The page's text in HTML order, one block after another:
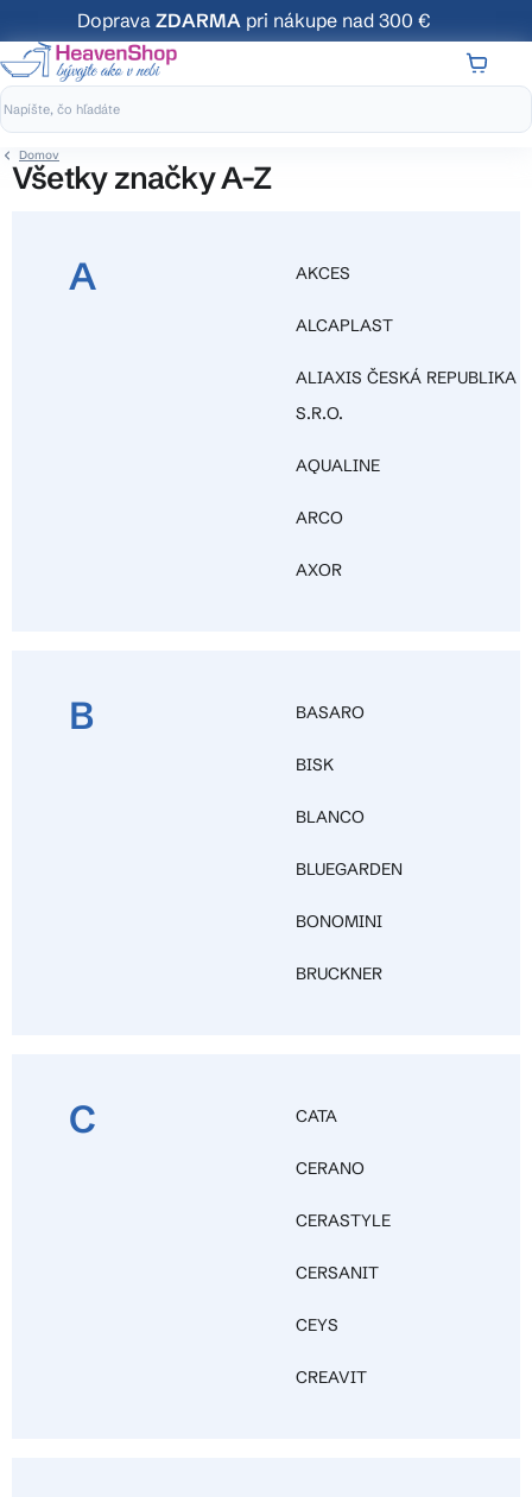
na
obsah
Doprava ZDARMA pri nákupe nad 300 €
Domov
všetky značky A-Z
A AKCES
ALCAPLAST
ALIAXIS ČESKÁ REPUBLIKA
S.R.O.
AQUALINE
ARCO
AXOR
B BASARO
BISK
BLANCO
BLUEGARDEN
BONOMINI
BRUCKNER
C CATA
CERANO
CERASTYLE
CERSANIT
CEYS
CREAVIT